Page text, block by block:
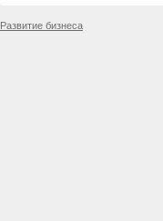
Развитие бизнеса